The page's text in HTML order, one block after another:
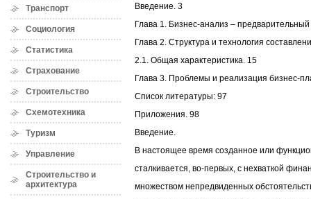
Транспорт
Социология
Статистика
Страхование
Строительство
Схемотехника
Туризм
Управление
Строительство и
архитектура
Введение. 3
Глава 1. Бизнес-анализ –
Глава 2. Структура и технология
2.1. Общая характеристика. 15
Глава 3. Проблемы и реализация бизнес-
Список литературы: 97
Приложения. 98
Введение.
В настоящее время созданное или
сталкивается, во-первых, с нехваткой
множеством непредвиденных